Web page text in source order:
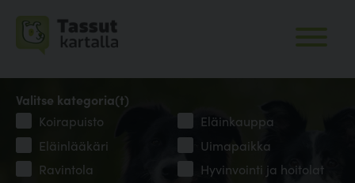
Valitse kategoria(t)
Koirapuisto
Eläinkauppa
Eläinlääkäri
Uimapaikka
Ravintola
Hyvinvointi ja hoitolat